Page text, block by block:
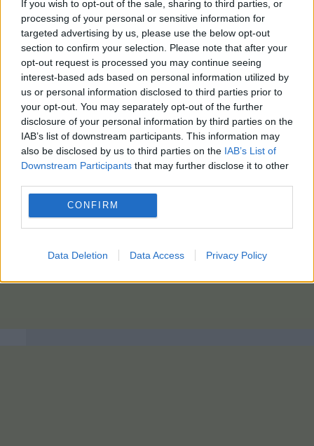
If you wish to opt-out of the sale, sharing to third parties, or
processing of your personal or sensitive information for
targeted advertising by us, please use the below opt-out
section to confirm your selection. Please note that after your
opt-out request is processed you may continue seeing
interest-based ads based on personal information utilized by
us or personal information disclosed to third parties prior to
your opt-out. You may separately opt-out of the further
disclosure of your personal information by third parties on the
IAB’s list of downstream participants. This information may
also be disclosed by us to third parties on the IAB’s List of
Downstream Participants that may further disclose it to other
CONFIRM
Data Deletion Data Access Privacy Policy